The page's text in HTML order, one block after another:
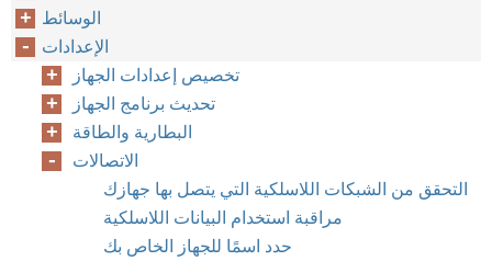
الوسائط
الإعدادات
تخصيص إعدادات الجهاز
تحديث برنامج الجهاز
البطارية والطاقة
الاتصالات
التحقق من الشبكات اللاسلكية التي يتصل بها جهازك
مراقبة استخدام البيانات اللاسلكية
حدد اسمًا للجهاز الخاص بك